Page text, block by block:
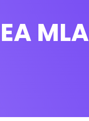
EA MLA